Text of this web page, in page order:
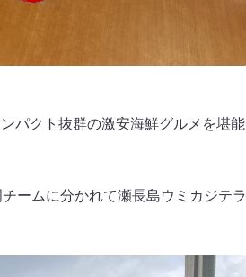
パクト抜群の激安海鮮グルメを堪能
ームに分かれて瀬長島ウミカジテラ